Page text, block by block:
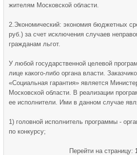
жителям Московской области.
2.Экономический: экономия бюджетных
руб.) за счет исключения случаев
гражданам льгот.
У любой государственной целевой
лице какого-либо органа власти.
«Социальная гарантия» является
Московской области. В реализации
ее исполнители. Ими в данном случае
1) головной исполнитель программы -
по конкурсу;
Перейти на страницу: